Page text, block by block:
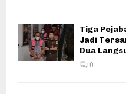
Tiga
Jadi
Dua
0